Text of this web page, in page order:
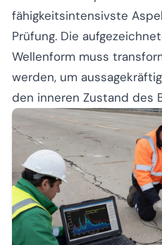
fähigkeitsintensivste
Prüfung. Die
Wellenform muss
werden, um
den inneren Zustand des